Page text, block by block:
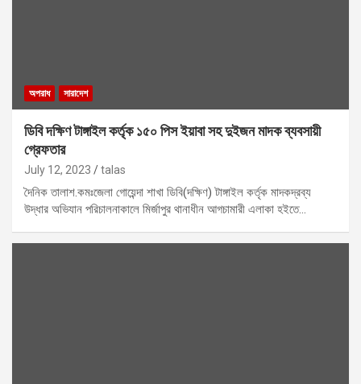
অপরাধ সারাদেশ
ডিবি দক্ষিণ টাঙ্গাইল কর্তৃক ১৫০ পিস ইয়াবা সহ দুইজন মাদক ব্যবসায়ী
গ্রেফতার
July 12, 2023 talas
দৈনিক তালাশ.কমঃজেলা গোয়েন্দা শাখা ডিবি(দক্ষিণ) টাঙ্গাইল কর্তৃক মাদকদ্রব্য
উদ্ধার অভিযান পরিচালনাকালে মির্জাপুর থানাধীন আগচামারী এলাকা হইতে…